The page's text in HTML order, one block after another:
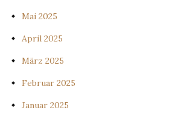
Mai 2025
April 2025
März 2025
Februar 2025
Januar 2025